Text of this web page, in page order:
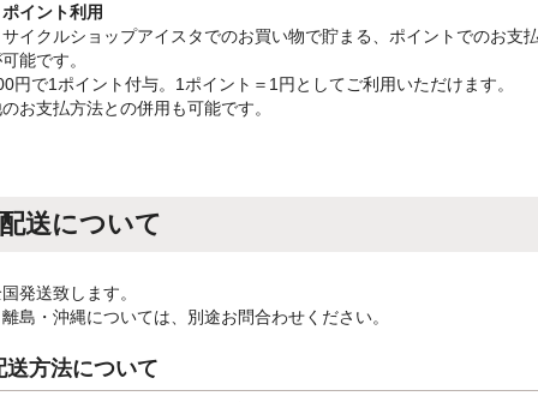
イント利用
イクルショップアイスタでのお買い物で貯まる、ポイントでのお支
能です。
円で1ポイント付与。1ポイント＝1円としてご利用いただけます。
お支払方法との併用も可能です。
配送について
発送致します。
島・沖縄については、別途お問合わせください。
送方法について